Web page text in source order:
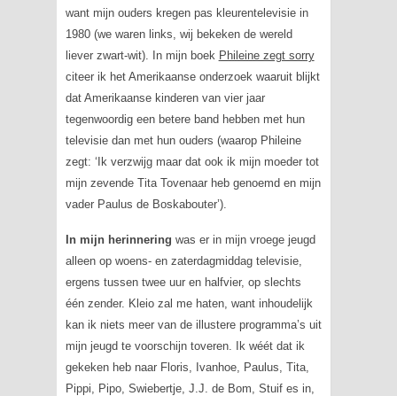
want mijn ouders kregen pas kleurentelevisie in
1980 (we waren links, wij bekeken de wereld
liever zwart-wit). In mijn boek Phileine zegt sorry
citeer ik het Amerikaanse onderzoek waaruit blijkt
dat Amerikaanse kinderen van vier jaar
tegenwoordig een betere band hebben met hun
televisie dan met hun ouders (waarop Phileine
zegt: ‘Ik verzwijg maar dat ook ik mijn moeder tot
mijn zevende Tita Tovenaar heb genoemd en mijn
vader Paulus de Boskabouter’).
In mijn herinnering was er in mijn vroege jeugd
alleen op woens- en zaterdagmiddag televisie,
ergens tussen twee uur en halfvier, op slechts
één zender. Kleio zal me haten, want inhoudelijk
kan ik niets meer van de illustere programma’s uit
mijn jeugd te voorschijn toveren. Ik wéét dat ik
gekeken heb naar Floris Ivanhoe, Paulus, Tita,
Pippi, Pipo, Swiebertje, J.J. de Bom, Stuif es in,